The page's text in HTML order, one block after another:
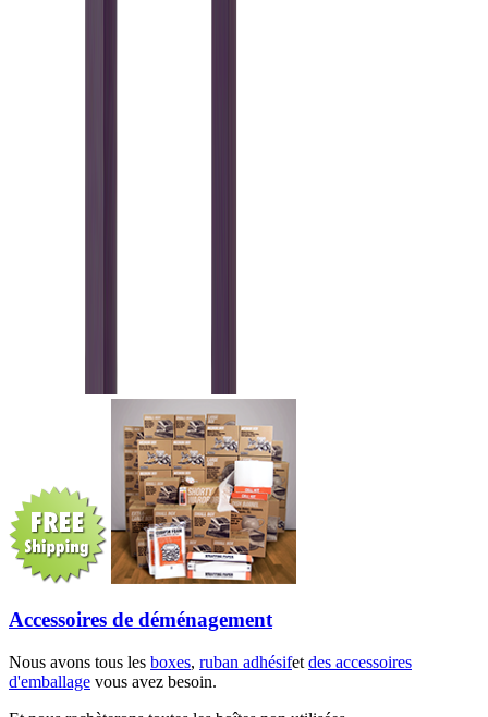
Accessoires de déménagement
Nous avons tous les boxes, ruban adhésifet des accessoires
d'emballage vous avez besoin.